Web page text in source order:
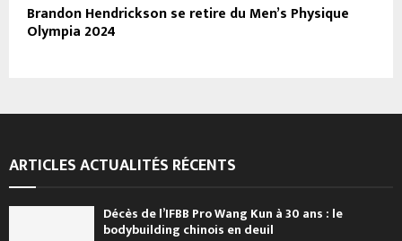
Brandon Hendrickson se retire du Men’s Physique
Olympia 2024
ARTICLES ACTUALITÉS RÉCENTS
Décès de l’IFBB Pro Wang Kun à 30 ans : le
bodybuilding chinois en deuil